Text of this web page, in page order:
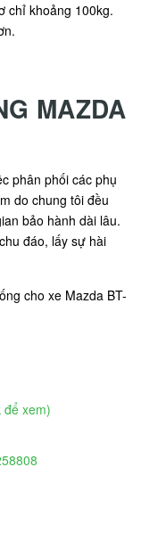
chỉ khoảng 100kg.
MAZDA
phân phối các phụ
do chung tôi đều
bảo hành dài lâu.
đáo, lấy sự hài
cho xe Mazda BT-
để xem)